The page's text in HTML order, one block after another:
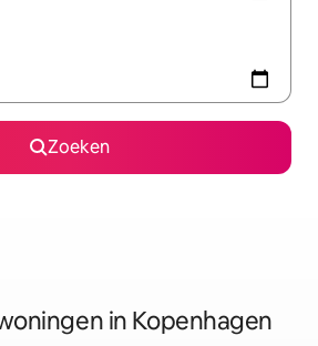
Zoeken
in Kopenhagen